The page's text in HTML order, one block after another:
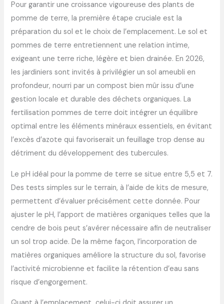
Pour garantir une croissance vigoureuse des plants de
pomme de terre, la première étape cruciale est la
préparation du sol et le choix de l’emplacement. Le sol et
pommes de terre entretiennent une relation intime,
exigeant une terre riche, légère et bien drainée. En 2026,
les jardiniers sont invités à privilégier un sol ameubli en
profondeur, nourri par un compost bien mûr issu d’une
gestion locale et durable des déchets organiques. La
fertilisation pommes de terre doit intégrer un équilibre
optimal entre les éléments minéraux essentiels, en évitant
l’excès d’azote qui favoriserait un feuillage trop dense au
détriment du développement des tubercules.
Le pH idéal pour la pomme de terre se situe entre 5,5 et 7.
Des tests simples sur le terrain, à l’aide de kits de mesure,
permettent d’évaluer précisément cette donnée. Pour
ajuster le pH, l’apport de matières organiques telles que la
cendre de bois peut s’avérer nécessaire afin de neutraliser
un sol trop acide. De la même façon, l’incorporation de
matières organiques améliore la structure du sol, favorise
l’activité microbienne et facilite la rétention d’eau sans
risque d’engorgement.